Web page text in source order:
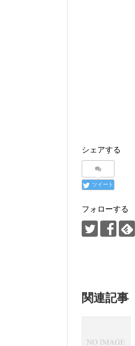
シェアする
ツイート
フォローする
関連記事